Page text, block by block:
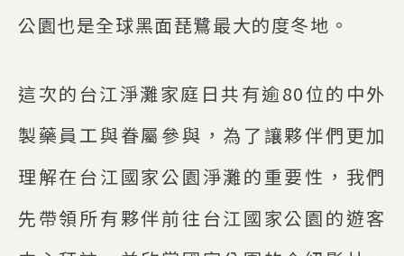
公園也是全球黑面琵鷺最大的度冬地。
這次的台江淨灘家庭日共有逾80位的中外
製藥員工與眷屬參與，為了讓夥伴們更加
理解在台江國家公園淨灘的重要性，我們
先帶領所有夥伴前往台江國家公園的遊客